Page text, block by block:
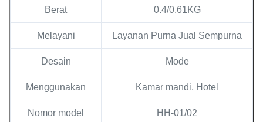
Berat 0.4/0.61KG
Melayani Layanan Purna Jual Sempurna
Desain Mode
Menggunakan Kamar mandi, Hotel
Nomor model HH-01/02